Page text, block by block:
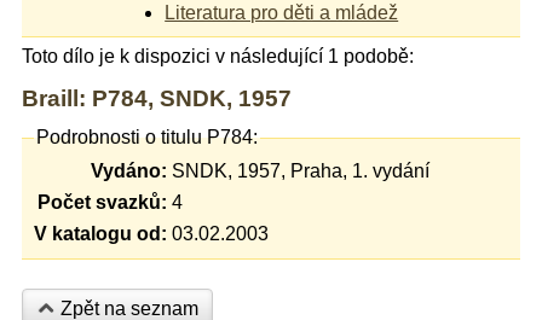
Literatura pro děti a mládež
Toto dílo je k dispozici v následující 1 podobě:
Braill: P784, SNDK, 1957
Podrobnosti o titulu P784:
Vydáno: SNDK, 1957, Praha, 1. vydání
Počet svazků: 4
V katalogu od: 03.02.2003
Zpět na seznam